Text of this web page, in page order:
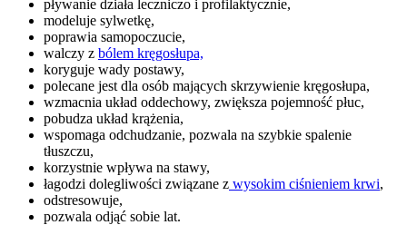
pływanie działa leczniczo i profilaktycznie,
modeluje sylwetkę,
poprawia samopoczucie,
walczy z bólem kręgosłupa,
koryguje wady postawy,
polecane jest dla osób mających skrzywienie kręgosłupa,
wzmacnia układ oddechowy, zwiększa pojemność płuc,
pobudza układ krążenia,
wspomaga odchudzanie, pozwala na szybkie spalenie
tłuszczu,
korzystnie wpływa na stawy,
łagodzi dolegliwości związane z wysokim ciśnieniem krwi,
odstresowuje,
pozwala odjąć sobie lat.